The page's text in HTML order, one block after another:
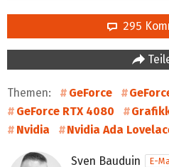
295
Themen: GeForce
GeForce RTX 4080
Nvidia
Nvidia Ada
Sven Bauduin E-